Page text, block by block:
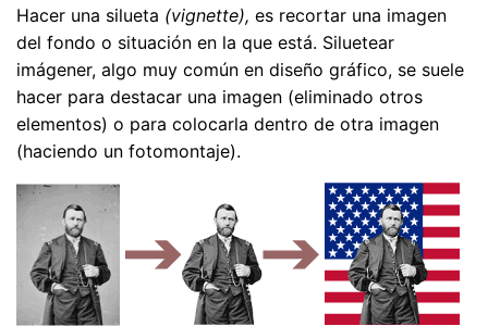
Hacer una silueta (vignette), es recortar una imagen
del fondo o situación en la que está. Siluetear
imágener, algo muy común en diseño gráfico, se suele
hacer para destacar una imagen (eliminado otros
elementos) o para colocarla dentro de otra imagen
(haciendo un fotomontaje).